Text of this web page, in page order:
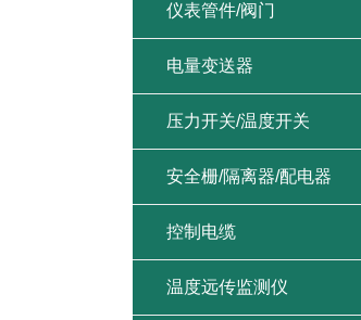
仪表管件/阀门
电量变送器
压力开关/温度开关
安全栅/隔离器/配电器
控制电缆
温度远传监测仪